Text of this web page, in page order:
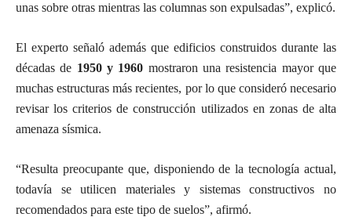
unas sobre otras mientras las columnas son expulsadas”, explicó.
El experto señaló además que edificios construidos durante las
décadas de 1950 y 1960 mostraron una resistencia mayor que
muchas estructuras más recientes, por lo que consideró necesario
revisar los criterios de construcción utilizados en zonas de alta
amenaza sísmica.
“Resulta preocupante que, disponiendo de la tecnología actual,
todavía se utilicen materiales y sistemas constructivos no
recomendados para este tipo de suelos”, afirmó.